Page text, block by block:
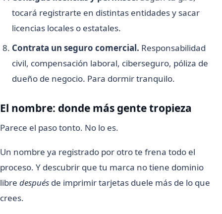
tocará registrarte en distintas entidades y sacar
licencias locales o estatales.
Contrata un seguro comercial. Responsabilidad
civil, compensación laboral, ciberseguro, póliza de
dueño de negocio. Para dormir tranquilo.
El nombre: donde más gente tropieza
Parece el paso tonto. No lo es.
Un nombre ya registrado por otro te frena todo el
proceso. Y descubrir que tu marca no tiene dominio
libre después de imprimir tarjetas duele más de lo que
crees.